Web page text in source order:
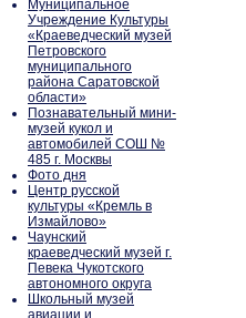
Муниципальное
Учреждение Культуры
«Краеведческий музей
Петровского
муниципального
района Саратовской
области»
Познавательный мини-
музей кукол и
автомобилей СОШ №
485 г. Москвы
Фото дня
Центр русской
культуры «Кремль в
Измайлово»
Чаунский
краеведческий музей г.
Певека Чукотского
автономного округа
Школьный музей
авиации и